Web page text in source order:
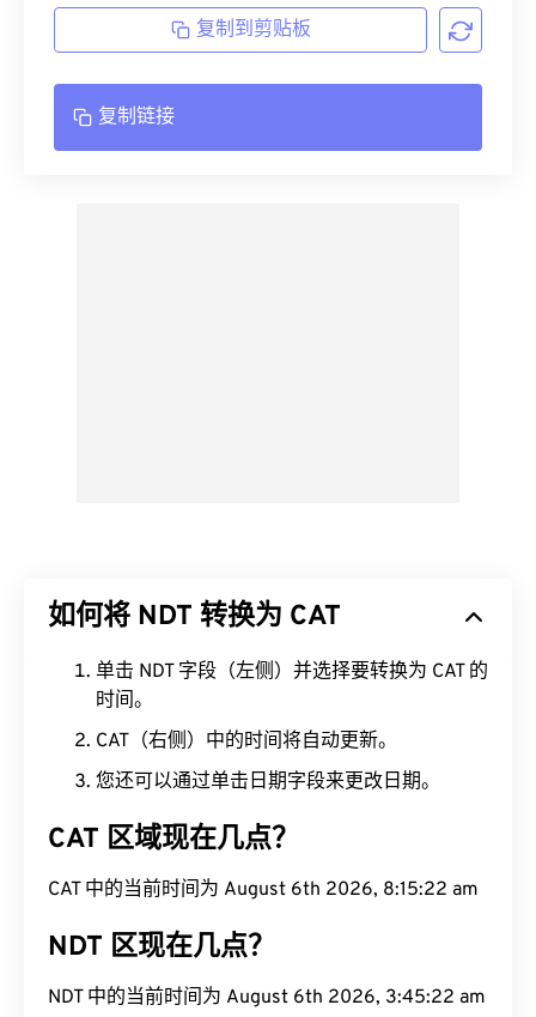
复制到剪贴板
复制链接
如何将 NDT 转换为 CAT
单击 NDT 字段（左侧）并选择要转换为 CAT 的
时间。
CAT（右侧）中的时间将自动更新。
您还可以通过单击日期字段来更改日期。
CAT 区域现在几点？
CAT 中的当前时间为 August 6th 2026, 8:15:23 am
NDT 区现在几点？
NDT 中的当前时间为 August 6th 2026, 3:45:23 am